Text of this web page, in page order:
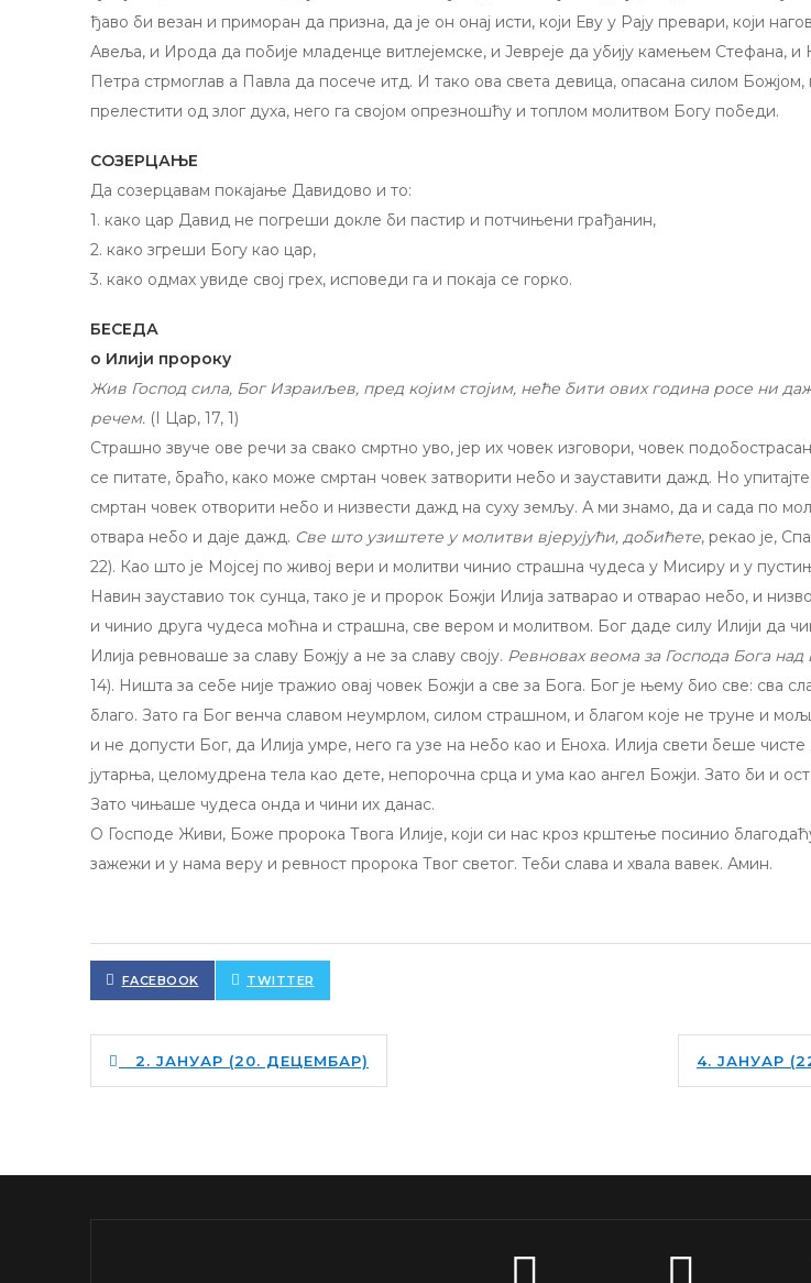
ђаво би везан и приморан да призна, да је он онај исти, који Еву у Рају превари, који
Авеља, и Ирода да побије младенце витлејемске, и Јевреје да убију камењем Стефана,
Петра стрмоглав a Павла да посече итд. И тако ова света девица, опасана силом
прелестити од злог духа, него га својом опрезношћу и топлом молитвом Богу победи.
СОЗЕРЦАЊЕ
Да созерцавам покајање Давидово и то:
1. како цар Давид не погреши докле би пастир и потчињени грађанин,
2. како згреши Богу као цар,
3. како одмах увиде свој грех, исповеди га и покаја се горко.
БЕСЕДА
о Илији пророку
Жив Господ сила, Бог Израиљев, пред којим стојим, неће бити ових година росе ни
речем. (I Цар, 17, 1)
Страшно звуче ове речи за свако смртно уво, јер их човек изговори, човек
се питате, браћо, како може смртан човек затворити небо и зауставити дажд. Но
смртан човек отворити небо и низвести дажд на суху земљу. А ми знамо, да и сада по
отвара небо и даје дажд. Све што узиштете у молитви вјерујући, добићете, рекао је,
22). Као што је Мојсеј по живој вери и молитви чинио страшна чудеса у Мисиру и у
Навин зауставио ток сунца, тако је и пророк Божји Илија затварао и отварао небо, и
и чинио друга чудеса моћна и страшна, све вером и молитвом. Бог даде силу Илији да
Илија ревноваше за славу Божју а не за славу своју. Ревновах веома за Господа Бога над
14). Ништа за себе није тражио овај човек Божји а све за Бога. Бог је њему био све: сва
благо. Зато га Бог венча славом неумрлом, силом страшном, и благом које не труне и
и не допусти Бог, да Илија умре, него га узе на небо као и Еноха. Илија свети беше
јутарња, целомудрена тела као дете, непорочна срца и ума као ангел Божји. Зато би и
Зато чињаше чудеса онда и чини их данас.
О Господе Живи, Боже пророка Твога Илије, који си нас кроз крштење посинио
зажежи и у нама веру и ревност пророка Твог светог. Теби слава и хвала вавек. Амин.
FACEBOOK TWITTER
2. ЈАНУАР (20. ДЕЦЕМБАР) 4. ЈАНУАР